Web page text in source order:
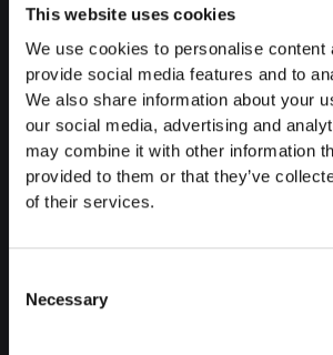
This website uses cookies
We use cookies to personalise content
provide social media features and to
We also share information about your
our social media, advertising and
may combine it with other information
provided to them or that they’ve
of their services.
Selection
Necessary
Créer business plan
Aspects fiscaux
Retrait caisse pension
Aperçu formes juridiques
Cours
CRÉER UNE ENTREPRISE